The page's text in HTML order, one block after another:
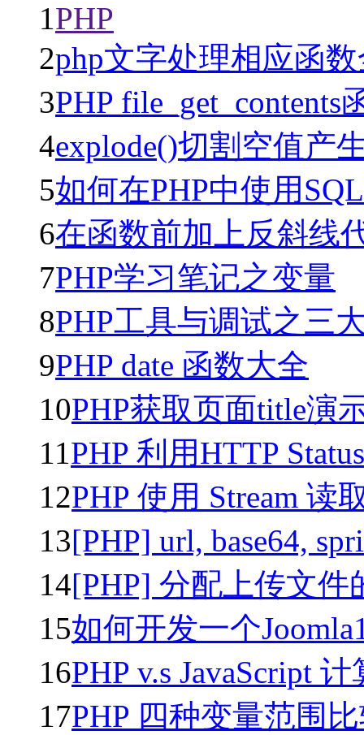
1PHP
2php文字处理相应函
3PHP file_get_contents
4explode()切割空值产
5如何在PHP中使用
6在函数前加上反斜线
7PHP学习笔记之变量
8PHP工具与调试之三
9PHP date 函数大全
10PHP获取页面title演
11PHP 利用HTTP
12PHP 使用 Stream 读
13[PHP] url, base64,
14[PHP] 分配上传文件
15如何开发一个
16PHP v.s JavaScript
17PHP 四种变量范围